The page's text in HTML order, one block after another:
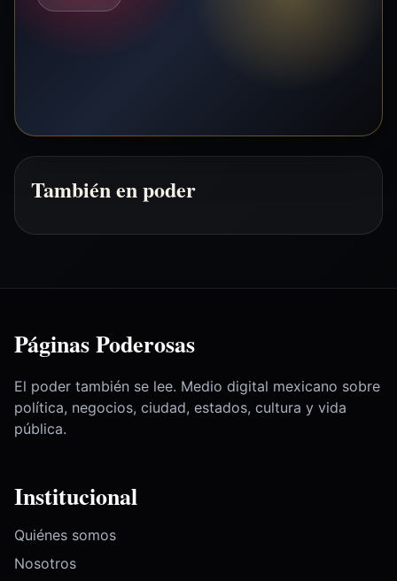
También en poder
Páginas Poderosas
El poder también se lee. Medio digital mexicano sobre
política, negocios, ciudad, estados, cultura y vida
pública.
Institucional
Quiénes somos
Nosotros